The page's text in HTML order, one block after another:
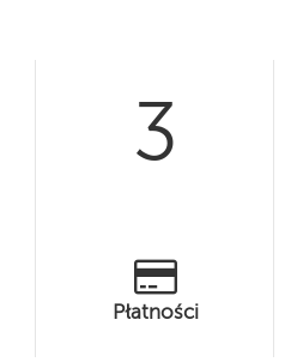
3
Płatności